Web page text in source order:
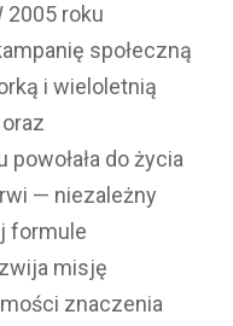
2005 roku
społeczną
i wieloletnią
do życia
— niezależny
formule
misję
znaczenia